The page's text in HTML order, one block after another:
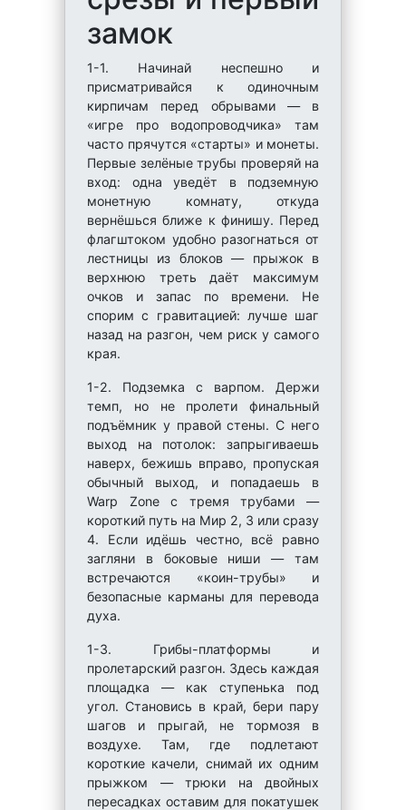
замок
1-1. Начинай неспешно и
присматривайся к одиночным
кирпичам перед обрывами — в
«игре про водопроводчика» там
часто прячутся «старты» и монеты.
Первые зелёные трубы проверяй на
вход: одна уведёт в подземную
монетную комнату, откуда
вернёшься ближе к финишу. Перед
флагштоком удобно разогнаться от
лестницы из блоков — прыжок в
верхнюю треть даёт максимум
очков и запас по времени. Не
спорим с гравитацией: лучше шаг
назад на разгон, чем риск у самого
края.
1-2. Подземка с варпом. Держи
темп, но не пролети финальный
подъёмник у правой стены. С него
выход на потолок: запрыгиваешь
наверх, бежишь вправо, пропуская
обычный выход, и попадаешь в
Warp Zone с тремя трубами —
короткий путь на Мир 2, 3 или сразу
4. Если идёшь честно, всё равно
загляни в боковые ниши — там
встречаются «коин-трубы» и
безопасные карманы для перевода
духа.
1-3. Грибы-платформы и
пролетарский разгон. Здесь каждая
площадка — как ступенька под
угол. Становись в край, бери пару
шагов и прыгай, не тормозя в
воздухе. Там, где подлетают
короткие качели, снимай их одним
прыжком — трюки на двойных
пересадках оставим для покатушек